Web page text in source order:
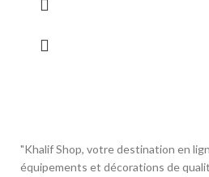
"Khalif Shop, votre destination en
équipements et décorations de